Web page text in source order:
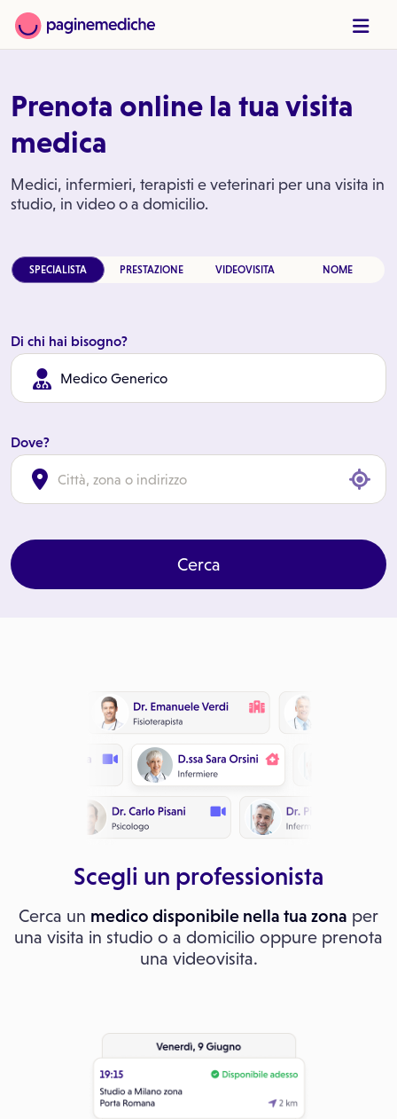
Prenota online la tua visita
medica
Medici, infermieri, terapisti e veterinari per una visita in
studio, in video o a domicilio.
SPECIALISTA PRESTAZIONE VIDEOVISITA NOME
Di chi hai bisogno?
Dove?
Cerca
Scegli un professionista
Cerca un medico disponibile nella tua zona per
una visita in studio o a domicilio oppure prenota
una videovisita.